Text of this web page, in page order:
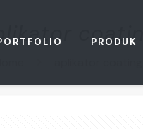
PRODUK
coating